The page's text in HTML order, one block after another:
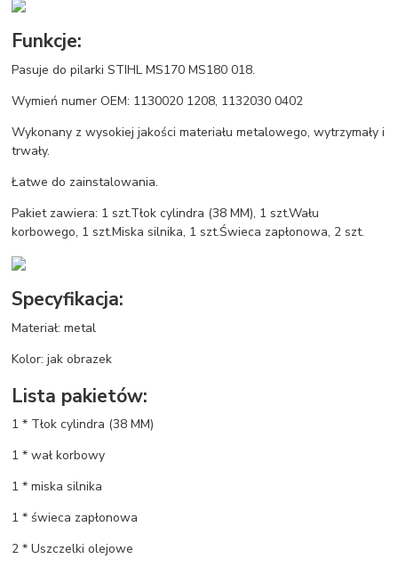
Funkcje:
Pasuje do pilarki STIHL MS170 MS180 018.
Wymień numer OEM: 1130020 1208, 1132030 0402
Wykonany z wysokiej jakości materiału metalowego, wytrzymały i
trwały.
Łatwe do zainstalowania.
Pakiet zawiera: 1 szt.Tłok cylindra (38 MM), 1 szt.Wału
korbowego, 1 szt.Miska silnika, 1 szt.Świeca zapłonowa, 2 szt.
Specyfikacja:
Materiał: metal
Kolor: jak obrazek
Lista pakietów:
1 * Tłok cylindra (38 MM)
1 * wał korbowy
1 * miska silnika
1 * świeca zapłonowa
2 * Uszczelki olejowe